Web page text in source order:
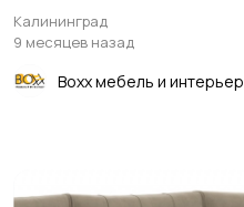
Калининград
9 месяцев назад
Boxx мебель и интерьер